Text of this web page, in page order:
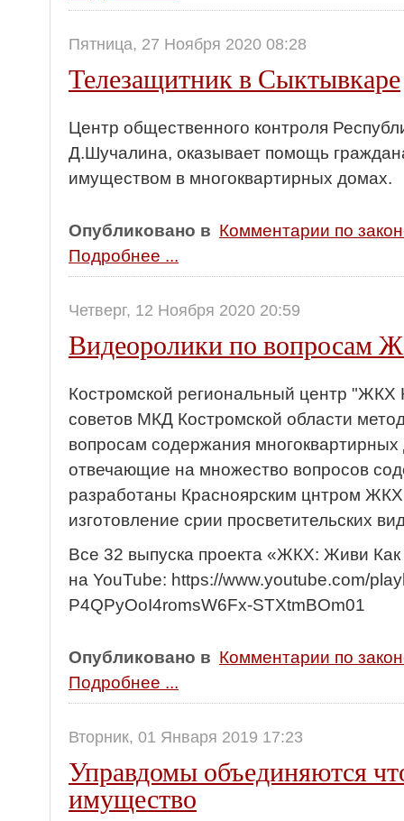
Пятница, 27 Ноября 2020 08:28
Телезащитник в Сыктывкаре
Центр общественного контроля
Д.Шучалина, оказывает помощь
имуществом в многоквартирных домах.
Опубликовано в Комментарии по
Подробнее ...
Четверг, 12 Ноября 2020 20:59
Видеоролики по вопросам
Костромской региональный центр "ЖКХ
советов МКД Костромской области
вопросам содержания
отвечающие на множество вопросов
разработаны Красноярским цнтром
изготовление срии просветительских
Все 32 выпуска проекта «ЖКХ: Живи Как
на YouTube: https://www.youtube.com/
P4QPyOoI4romsW6Fx-STXtmBOm01
Опубликовано в Комментарии по
Подробнее ...
Вторник, 01 Января 2019 17:23
Управдомы объединяются
имущество